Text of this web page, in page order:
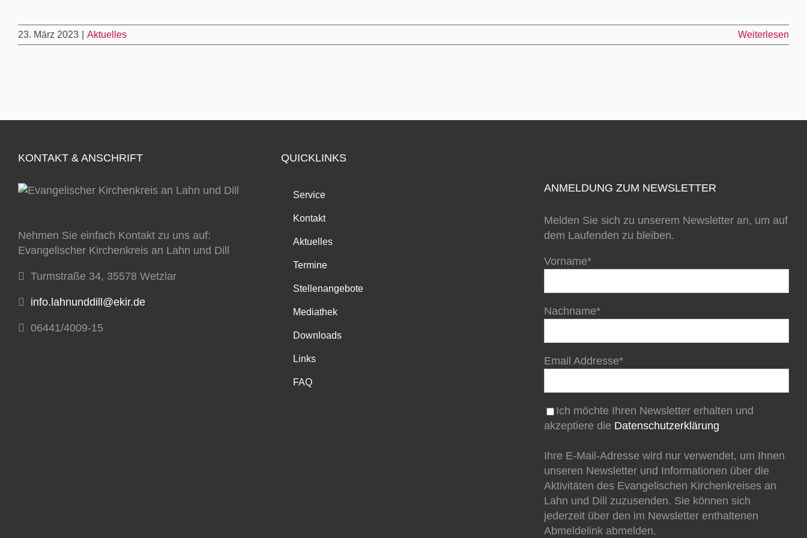
23. März 2023 Aktuelles Weiterlesen
KONTAKT & ANSCHRIFT
Nehmen Sie einfach Kontakt zu uns auf:
Evangelischer Kirchenkreis an Lahn und Dill
Turmstraße 34, 35578 Wetzlar
info.lahnunddill@ekir.de
06441/4009-15
QUICKLINKS
Service
Kontakt
Aktuelles
Termine
Stellenangebote
Mediathek
Downloads
Links
FAQ
ANMELDUNG ZUM NEWSLETTER
Melden Sie sich zu unserem Newsletter an, um auf
dem Laufenden zu bleiben.
Vorname*
Nachname*
Email Addresse*
Ich möchte Ihren Newsletter erhalten und
akzeptiere die Datenschutzerklärung
Ihre E-Mail-Adresse wird nur verwendet, um Ihnen
unseren Newsletter und Informationen über die
Aktivitäten des Evangelischen Kirchenkreises an
Lahn und Dill zuzusenden. Sie können sich
jederzeit über den im Newsletter enthaltenen
Abmeldelink abmelden.